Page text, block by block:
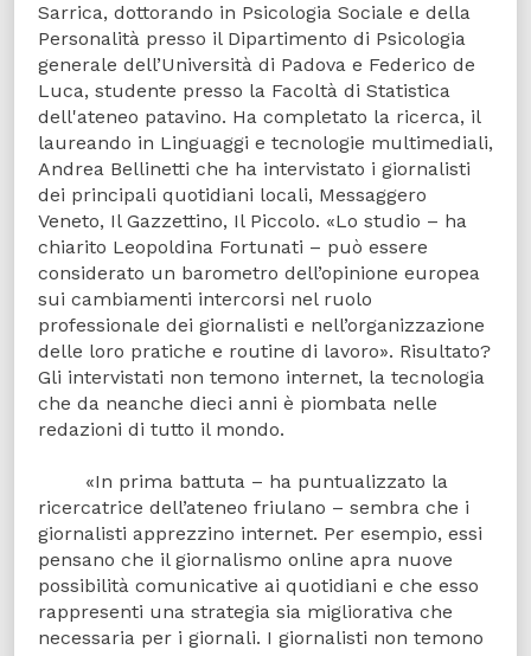
Sarrica, dottorando in Psicologia Sociale e della
Personalità presso il Dipartimento di Psicologia
generale dell’Università di Padova e Federico de
Luca, studente presso la Facoltà di Statistica
dell'ateneo patavino. Ha completato la ricerca, il
laureando in Linguaggi e tecnologie multimediali,
Andrea Bellinetti che ha intervistato i giornalisti
dei principali quotidiani locali, Messaggero
Veneto, Il Gazzettino, Il Piccolo. «Lo studio – ha
chiarito Leopoldina Fortunati – può essere
considerato un barometro dell’opinione europea
sui cambiamenti intercorsi nel ruolo
professionale dei giornalisti e nell’organizzazione
delle loro pratiche e routine di lavoro». Risultato?
Gli intervistati non temono internet, la tecnologia
che da neanche dieci anni è piombata nelle
redazioni di tutto il mondo.
«In prima battuta – ha puntualizzato la
ricercatrice dell’ateneo friulano – sembra che i
giornalisti apprezzino internet. Per esempio, essi
pensano che il giornalismo online apra nuove
possibilità comunicative ai quotidiani e che esso
rappresenti una strategia sia migliorativa che
necessaria per i giornali. I giornalisti non temono